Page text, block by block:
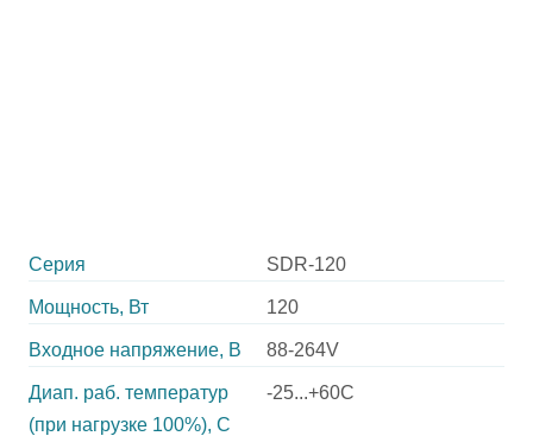
Серия SDR-120
Мощность, Вт 120
Входное напряжение, В 88-264V
Диап. раб. температур
(при нагрузке 100%), C
-25...+60C